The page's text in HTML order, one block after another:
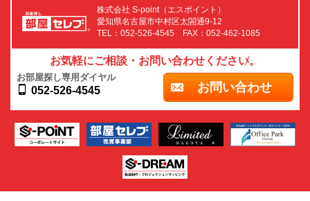
株式会社 S-point（エスポイント）
愛知県名古屋市中村区太閤通9-12
TEL：052-526-4545 FAX：052-462-1085
お気軽にご相談・お問い合わせください。
お部屋探し専用ダイヤル
052-526-4545 お問い合わせ